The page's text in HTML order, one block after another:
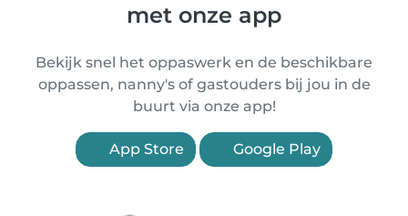
met onze app
Bekijk snel het oppaswerk en de beschikbare
oppassen, nanny's of gastouders bij jou in de
buurt via onze app!
App Store Google Play